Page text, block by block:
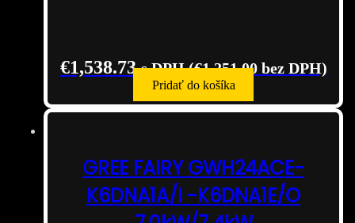
€1,538.73 s DPH (€1,251.00bez DPH)
Pridať do košíka
GREE FAIRY GWH24ACE-
K6DNA1A/I -K6DNA1E/O